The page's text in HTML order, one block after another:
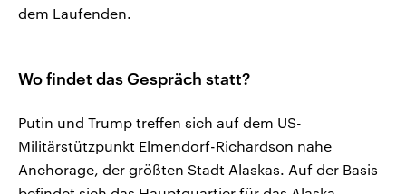
dem Laufenden.
Wo findet das Gespräch statt?
Putin und Trump treffen sich auf dem US-
Militärstützpunkt Elmendorf-Richardson nahe
Anchorage, der größten Stadt Alaskas. Auf der Basis